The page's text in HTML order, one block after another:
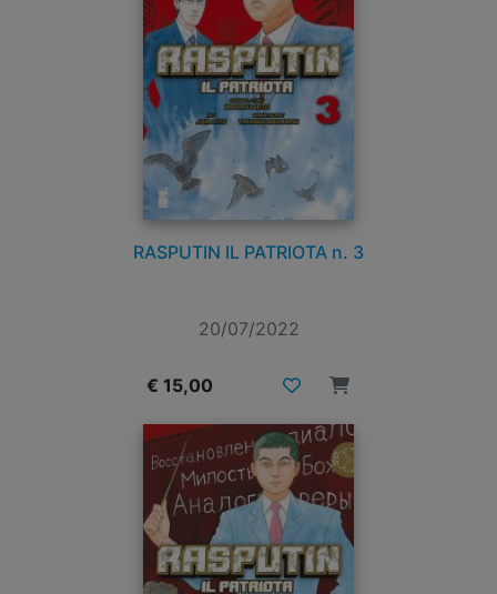
RASPUTIN IL PATRIOTA n. 3
20/07/2022
€ 15,00